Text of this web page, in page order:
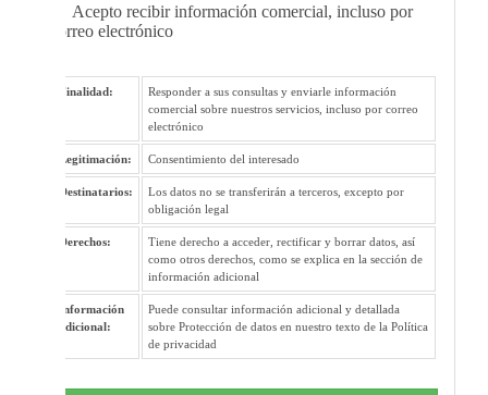
Acepto recibir información comercial, incluso por
correo electrónico
Finalidad:
Responder a sus consultas y enviarle información
comercial sobre nuestros servicios, incluso por correo
electrónico
Legitimación: Consentimiento del interesado
Destinatarios:
Los datos no se transferirán a terceros, excepto por
obligación legal
Derechos:
Tiene derecho a acceder, rectificar y borrar datos, así
como otros derechos, como se explica en la sección de
información adicional
Información
adicional:
Puede consultar información adicional y detallada
sobre Protección de datos en nuestro texto de la Política
de privacidad